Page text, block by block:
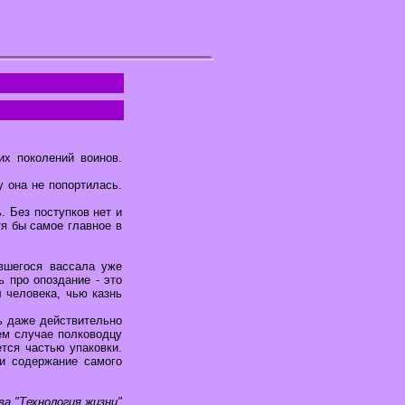
поколений воинов.
не попортилась.
Без поступков нет и
бы самое главное в
вассала уже
про опоздание - это
человека, чью казнь
даже действительно
случае полководцу
частью упаковки.
содержание самого
"Технология жизни"